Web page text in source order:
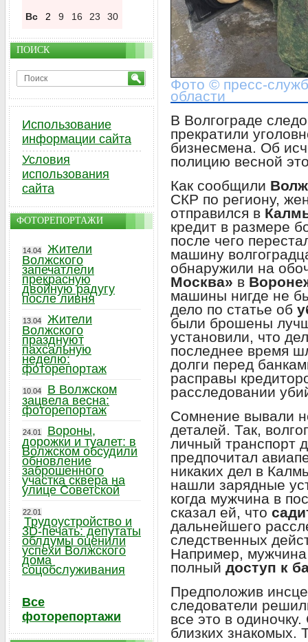
Фото © пресс-
области
В Волгограде
прекратили
бизнесмена. Об
полицию весной
Как сообщили
СКР по региону,
отправился в
кредит в размере
после чего
машину
обнаружили на
Москва» в
машины нигде не
дело по статье об
были брошены
установили, что
последнее время
долги перед
расправы
расследовании
Сомнение вывали
деталей. Так,
личный транспорт
предпочитал
никаких дел в
нашли зарядные
когда мужчина в
сказал ей, что
дальнейшего
следственных
Например,
полный доступ к
Предположив
следователи
все это в
близких знакомых.
Вс 2 9 16 23 30
ПОИСК
Использование
информации сайта
Условия
использования
сайта
ФОТОРЕПОРТАЖИ
14.04
Жители
Волжского
запечатлели
прекрасную
двойную радугу
после ливня
13.04
Жители
Волжского
празднуют
пахсальную
неделю:
фоторепортаж
10.04
В Волжском
зацвела весна:
фоторепортаж
24.01
Вороны,
дорожки и туалет: в
Волжском обсудили
обновление
заброшенного
участка сквера на
улице Советской
22.01
Трудоустройство и
3D-печать: депутаты
облдумы оценили
успехи Волжского
дома
соцобслуживания
Все
фоторепортажи